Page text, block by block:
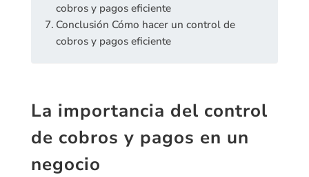
cobros y pagos eficiente
Conclusión Cómo hacer un control de
cobros y pagos eficiente
La importancia del control
de cobros y pagos en un
negocio